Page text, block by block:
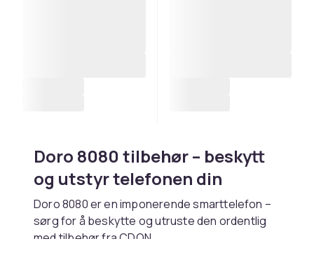
Doro 8080 tilbehør – beskytt
og utstyr telefonen din
Doro 8080 er en imponerende smarttelefon –
sørg for å beskytte og utruste den ordentlig
med tilbehør fra CDON.